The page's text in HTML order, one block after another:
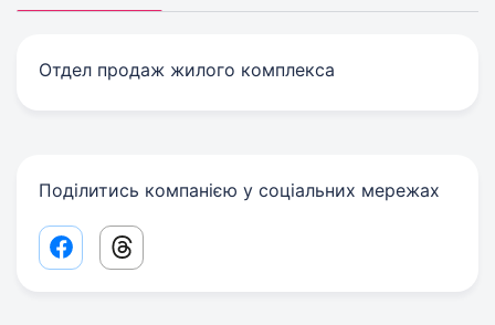
Отдел продаж жилого комплекса
Поділитись компанією у соціальних мережах
Facebook share link
Threads share link